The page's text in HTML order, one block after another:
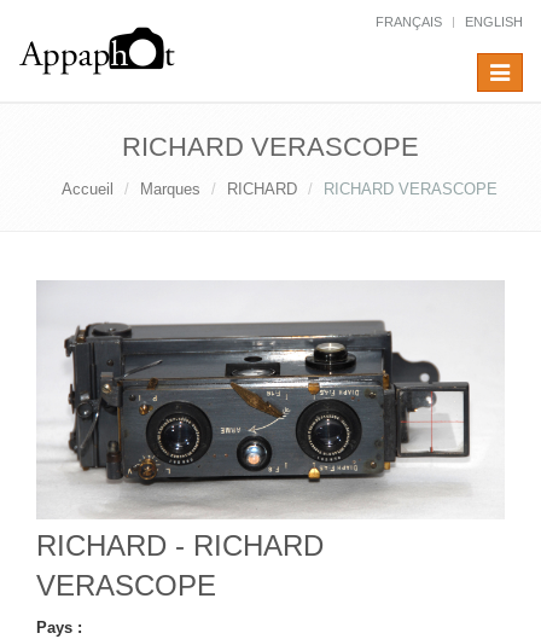
FRANÇAIS ENGLISH
Toggle
RICHARD VERASCOPE
Accueil Marques RICHARD RICHARD VERASCOPE
RICHARD - RICHARD
VERASCOPE
Pays :